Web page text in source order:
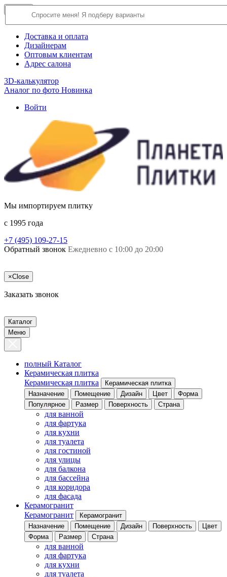
О компании
Доставка и оплата
Дизайнерам
Оптовым клиентам
Адрес салона
3D-калькулятор
Аналог по фото Новинка
Войти
Мы импортируем плитку
c 1995 года
+7 (495) 109-27-15
Обратный звонок Ежедневно с 10:00 до 20:00
×Close
Заказать звонок
Каталог
Меню
полный Каталог
Керамическая плитка
Керамическая плитка
Керамическая плитка
Назначение
Помещение Дизайн Цвет
Форма
Популярное
Размер Поверхность Страна
для ванной
для фартука
для кухни
для туалета
для гостиной
для улицы
для балкона
для бассейна
для коридора
для фасада
Керамогранит
Керамогранит
Керамогранит
Назначение
Помещение Дизайн Поверхность
Цвет
Форма
Размер Страна
для ванной
для фартука
для кухни
для туалета